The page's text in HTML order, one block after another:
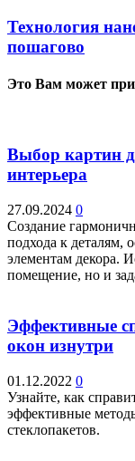
Технология
пошагово
Это Вам может
Выбор картин
интерьера
27.09.2024 0
Создание
подхода к деталям,
элементам декора.
помещение, но и
Эффективные
окон изнутри
01.12.2022 0
Узнайте, как
эффективные
стеклопакетов.